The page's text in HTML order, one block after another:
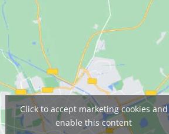
Click to accept marketing cookies and
enable this content